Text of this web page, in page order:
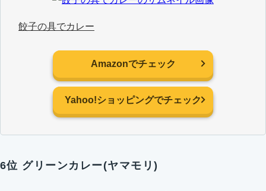
餃子の具でカレー
Amazonでチェック
Yahoo!ショッピングでチェック
6位 グリーンカレー(ヤマモリ)